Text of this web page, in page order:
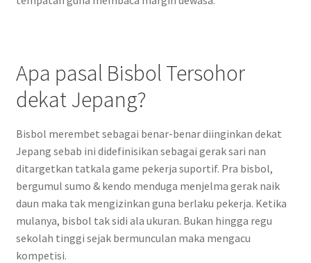
Apa pasal Bisbol Tersohor
dekat Jepang?
Bisbol merembet sebagai benar-benar diinginkan dekat
Jepang sebab ini didefinisikan sebagai gerak sari nan
ditargetkan tatkala game pekerja suportif. Pra bisbol,
bergumul sumo & kendo menduga menjelma gerak naik
daun maka tak mengizinkan guna berlaku pekerja. Ketika
mulanya, bisbol tak sidi ala ukuran. Bukan hingga regu
sekolah tinggi sejak bermunculan maka mengacu
kompetisi.